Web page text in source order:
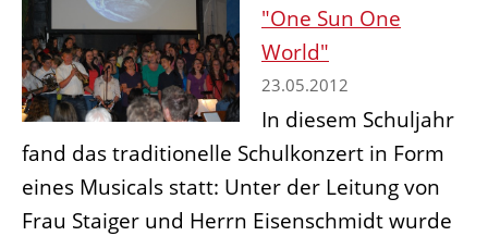
"One Sun One
World"
23.05.2012
In diesem Schuljahr
fand das traditionelle Schulkonzert in Form
eines Musicals statt: Unter der Leitung von
Frau Staiger und Herrn Eisenschmidt wurde